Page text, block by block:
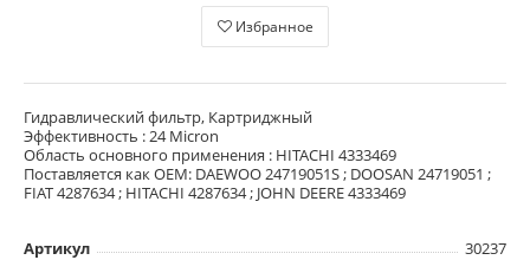
Избранное
Гидравлический фильтр, Картриджный
Эффективность : 24 Micron
Область основного применения : HITACHI 4333469
Поставляется как OEM: DAEWOO 24719051S ; DOOSAN 24719051 ;
FIAT 4287634 ; HITACHI 4287634 ; JOHN DEERE 4333469
Артикул 30237